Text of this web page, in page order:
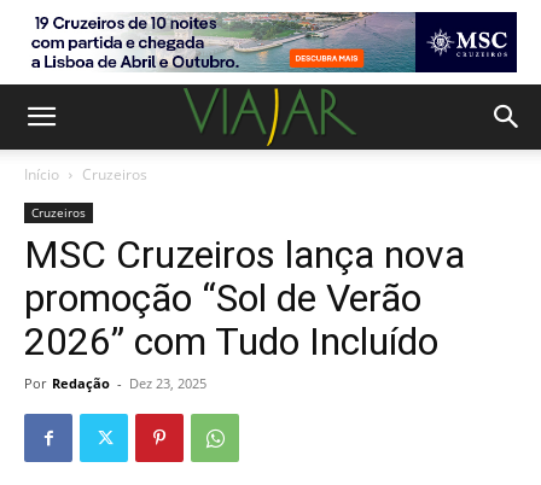
Início Cruzeiros
Cruzeiros
MSC Cruzeiros lança nova
promoção “Sol de Verão
2026” com Tudo Incluído
Por Redação - Dez 23, 2025